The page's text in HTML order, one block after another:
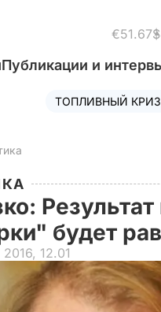
€51.67
Публикации и
ТОПЛИВНЫЙ
будет
12.01